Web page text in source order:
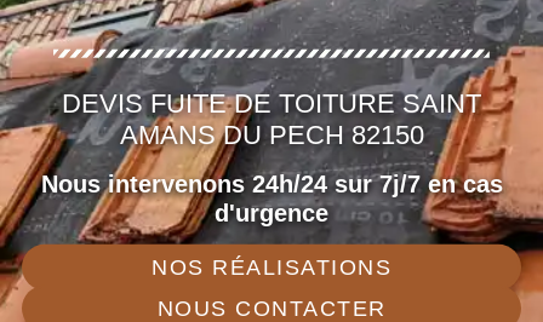
DEVIS FUITE DE TOITURE SAINT
AMANS DU PECH 82150
Nous intervenons 24h/24 sur 7j/7 en cas
d'urgence
NOS RÉALISATIONS
NOUS CONTACTER